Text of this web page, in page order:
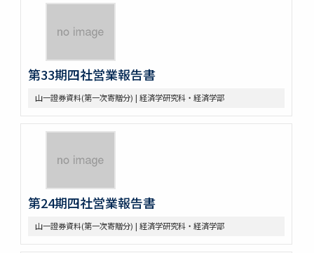
第33期四社営業報告書
山一證券資料(第一次寄贈分) | 経済学研究科・経済学部
第24期四社営業報告書
山一證券資料(第一次寄贈分) | 経済学研究科・経済学部